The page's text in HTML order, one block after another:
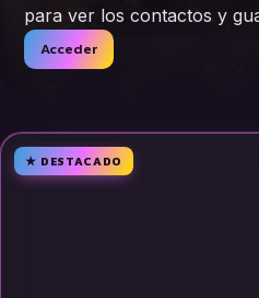
para ver los contactos y
Acceder
★ DESTACADO